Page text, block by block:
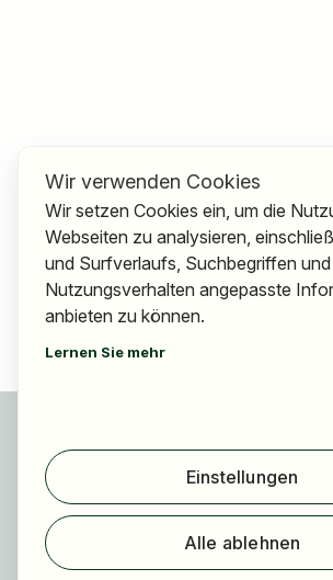
Jobs finden
Arbeitgeber finden
Registrierung
Für Arbeitgeber
Wir verwenden Cookies
Wir setzen Cookies ein, um die
Webseiten zu analysieren,
und Surfverlaufs, Suchbegriffen
Nutzungsverhalten angepasste
anbieten zu können.
Lernen Sie mehr
Einstellungen
Alle ablehnen